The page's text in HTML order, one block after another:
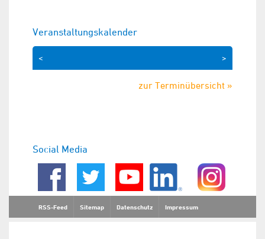
Veranstaltungskalender
>
<
zur Terminübersicht »
Social Media
RSS-Feed Sitemap Datenschutz Impressum